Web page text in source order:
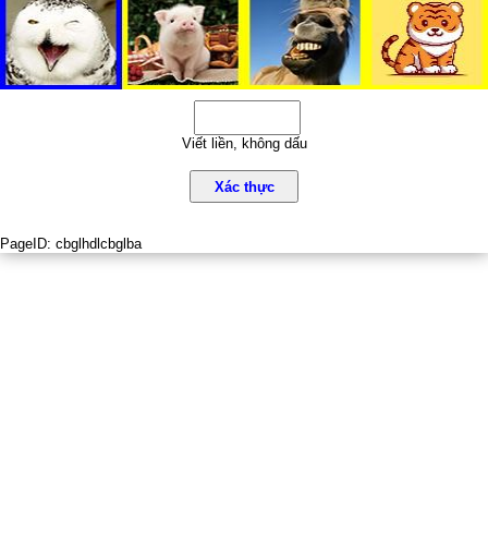
Viết liền, không dấu
Xác thực
PageID: cbglhdlcbglba